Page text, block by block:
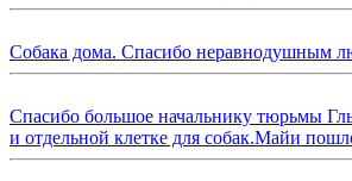
Собака дома. Спасибо неравнодушным
Спасибо большое начальнику тюрьмы
и отдельной клетке для собак.Майи